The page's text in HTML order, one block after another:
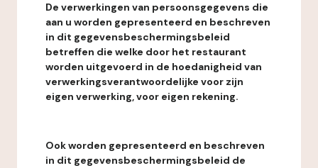
De verwerkingen van persoonsgegevens die
aan u worden gepresenteerd en beschreven
in dit gegevensbeschermingsbeleid
betreffen die welke door het restaurant
worden uitgevoerd in de hoedanigheid van
verwerkingsverantwoordelijke voor zijn
eigen verwerking, voor eigen rekening.
Ook worden gepresenteerd en beschreven
in dit gegevensbeschermingsbeleid de